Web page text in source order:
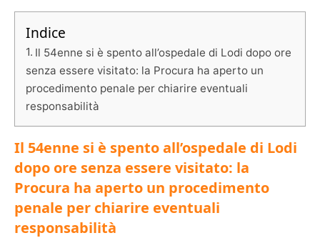
Indice
Il 54enne si è spento all’ospedale di Lodi dopo ore
senza essere visitato: la Procura ha aperto un
procedimento penale per chiarire eventuali
responsabilità
Il 54enne si è spento all’ospedale di Lodi
dopo ore senza essere visitato: la
Procura ha aperto un procedimento
penale per chiarire eventuali
responsabilità